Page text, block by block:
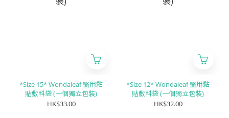
*Size 15* Wondaleaf 醫用黏
貼敷料袋 (一個獨立包裝)
HK$33.00
*Size 12* Wondaleaf 醫用黏
貼敷料袋 (一個獨立包裝)
HK$32.00